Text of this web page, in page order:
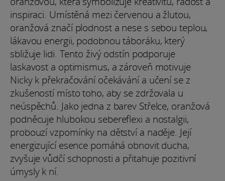
inspiraci. Umístěná mezi červenou a žlutou,
oranžová značí plodnost a nese s sebou teplou,
lákavou energii, podobnou táboráku, který
sbližuje lidi. Tento živý odstín podporuje
laskavost a optimismus, a zároveň motivuje
Nicky k překračování očekávání a učení se z
zkušeností místo toho, aby se zdržovala u
neúspěchů. Jako jedna z barev Střelce, oranžová
podněcuje hlubokou sebereflexi a nostalgii,
probouzí vzpomínky na dětství a naděje. Její
energizující esence pomáhá obnovit ducha,
zvyšuje vůdčí schopnosti a přitahuje pozitivní
úmysly k ní.